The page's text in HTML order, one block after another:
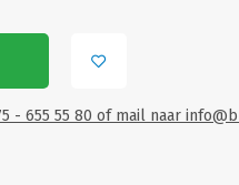
- 655 55 80 of mail naar